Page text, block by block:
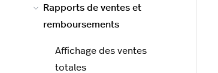
Rapports de ventes et
remboursements
Affichage des ventes
totales